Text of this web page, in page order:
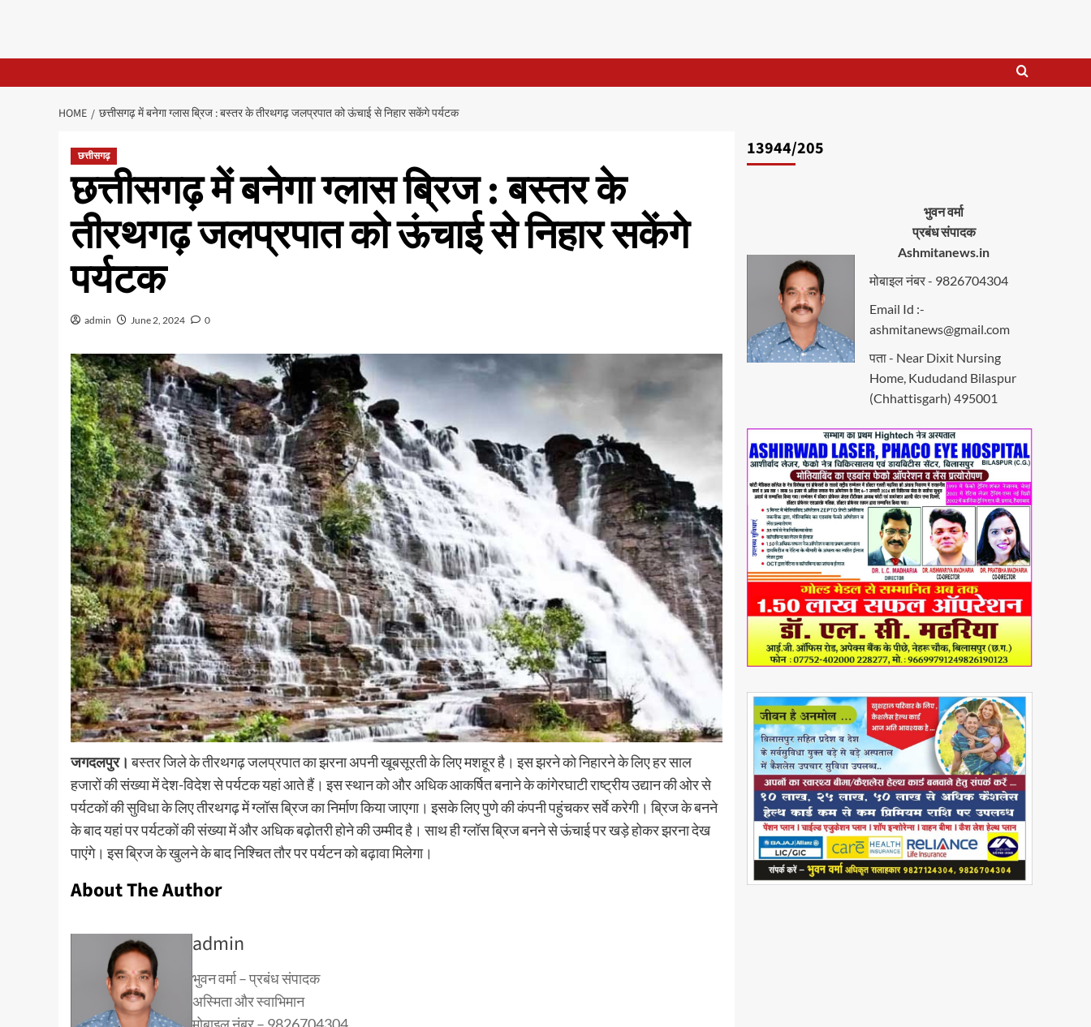
HOME छत्तीसगढ़ में बनेगा ग्लास ब्रिज : बस्तर के तीरथगढ़ जलप्रपात को ऊंचाई से निहार सकेंगे पर्यटक
छत्तीसगढ़
छत्तीसगढ़ में बनेगा ग्लास ब्रिज : बस्तर के
तीरथगढ़ जलप्रपात को ऊंचाई से निहार सकेंगे
पर्यटक
admin June 2, 2024 0
जगदलपुर।बस्तर जिले के तीरथगढ़ जलप्रपात का झरना अपनी खूबसूरती के लिए मशहूर है। इस झरने को निहारने के लिए हर साल
हजारों की संख्या में देश-विदेश से पर्यटक यहां आते हैं। इस स्थान को और अधिक आकर्षित बनाने के कांगेरघाटी राष्ट्रीय उद्यान की ओर से
पर्यटकों की सुविधा के लिए तीरथगढ़ में ग्लॉस ब्रिज का निर्माण किया जाएगा। इसके लिए पुणे की कंपनी पहुंचकर सर्वे करेगी। ब्रिज के बनने
के बाद यहां पर पर्यटकों की संख्या में और अधिक बढ़ोतरी होने की उम्मीद है। साथ ही ग्लॉस ब्रिज बनने से ऊंचाई पर खड़े होकर झरना देख
पाएंगे। इस ब्रिज के खुलने के बाद निश्चित तौर पर पर्यटन को बढ़ावा मिलेगा।
About The Author
admin
भुवन वर्मा – प्रबंध संपादक
अस्मिता और स्वाभिमान
13944/205
भुवन वर्मा
प्रबंध संपादक
Ashmitanews.in
मोबाइल नंबर - 9826704304
Email Id :-
ashmitanews@gmail.com
पता - Near Dixit Nursing
Home, Kududand Bilaspur
(Chhattisgarh) 495001